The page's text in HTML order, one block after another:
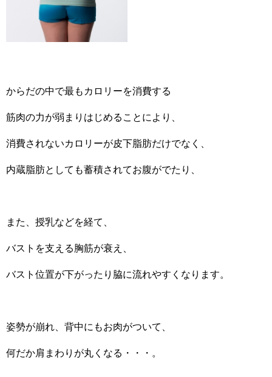
からだの中で最もカロリーを消費する
筋肉の力が弱まりはじめることにより、
消費されないカロリーが皮下脂肪だけでなく、
内蔵脂肪としても蓄積されてお腹がでたり、
また、授乳などを経て、
バストを支える胸筋が衰え、
バスト位置が下がったり脇に流れやすくなります。
姿勢が崩れ、背中にもお肉がついて、
何だか肩まわりが丸くなる・・・。